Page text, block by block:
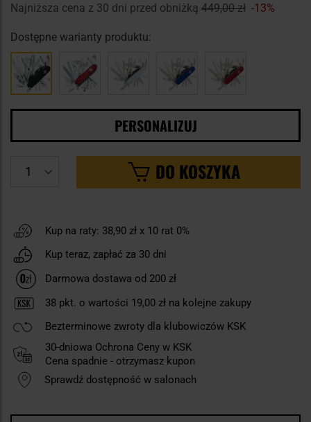
Najniższa cena z 30 dni przed obniżką 449,00 zł -13%
Dostępne warianty produktu:
PERSONALIZUJ
DO KOSZYKA
Kup na raty: 38,90 zł x 10 rat 0%
Kup teraz, zapłać za 30 dni
Darmowa dostawa od 200 zł
38 pkt. o wartości 19,00 zł na kolejne zakupy
Bezterminowe zwroty dla klubowiczów KSK
30-dniowa Ochrona Ceny w KSK
Cena spadnie - otrzymasz kupon
Sprawdź dostępność w salonach